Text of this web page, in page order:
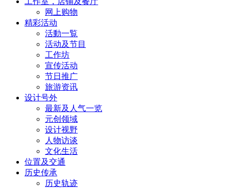
网上购物
精彩活动
活動一覧
活动及节目
工作坊
宣传活动
节日推广
旅游资讯
设计号外
最新及人气一览
元创领域
设计视野
人物访谈
文化生活
位置及交通
历史传承
历史轨迹